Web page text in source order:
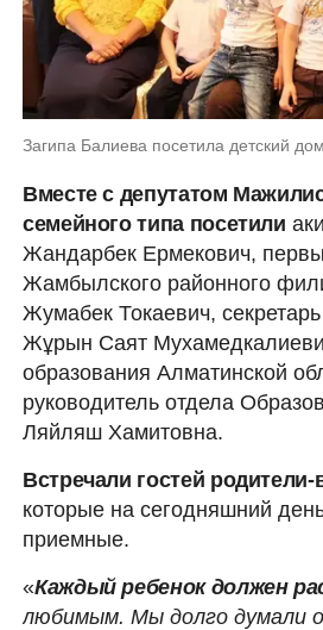
Загипа Балиева посетила детский
Вместе с депутатом
семейного типа посетили
Жандарбек Ермекович,
Жамбылского районного
Жумабек Токаевич,
Жұрын Саят
образования Алматинской
руководитель отдела
Ляйляш Хамитовна.
Встречали гостей
которые на сегодняшний
приемные.
«Каждый ребенок должен
любимым. Мы долго думали